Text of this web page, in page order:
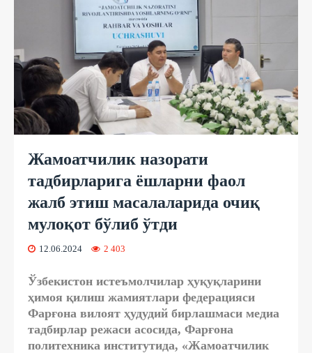
Жамоатчилик назорати
тадбирларига ёшларни фаол
жалб этиш масалаларида очиқ
мулоқот бўлиб ўтди
12.06.2024 2 403
Ўзбекистон истеъмолчилар ҳуқуқларини
ҳимоя қилиш жамиятлари федерацияси
Фарғона вилоят ҳудудий бирлашмаси медиа
тадбирлар режаси асосида, Фарғона
политехника институтида, «Жамоатчилик